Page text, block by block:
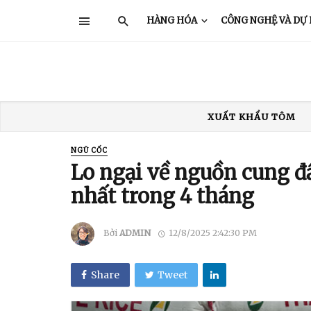
HÀNG HÓA CÔNG NGHỆ VÀ DỰ
XUẤT KHẨU TÔM
XUẤT KHẨU TÔM
NGŨ CỐC
Lo ngại về nguồn cung
nhất trong 4 tháng
Bởi ADMIN 12/8/2025 2:42:30 PM
Share Tweet